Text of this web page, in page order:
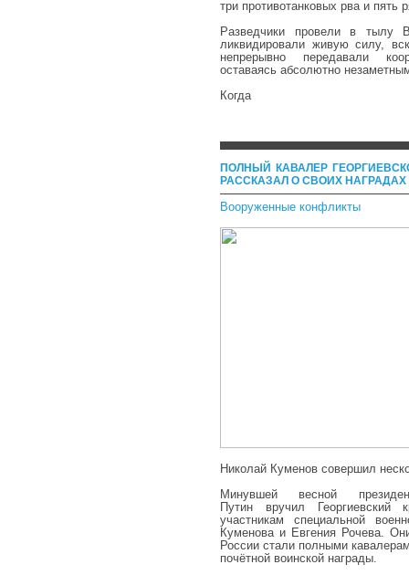
три противотанковых рва и пять
Разведчики провели в тылу
ликвидировали живую силу,
непрерывно передавали
оставаясь абсолютно
Когда
ПОЛНЫЙ КАВАЛЕР
РАССКАЗАЛ О СВОИХ
Вооруженные конфликты
Николай Куменов совершил
Минувшей весной
Путин вручил
участникам специальной
Куменова и Евгения Рочева.
России стали полными
почётной воинской награды.